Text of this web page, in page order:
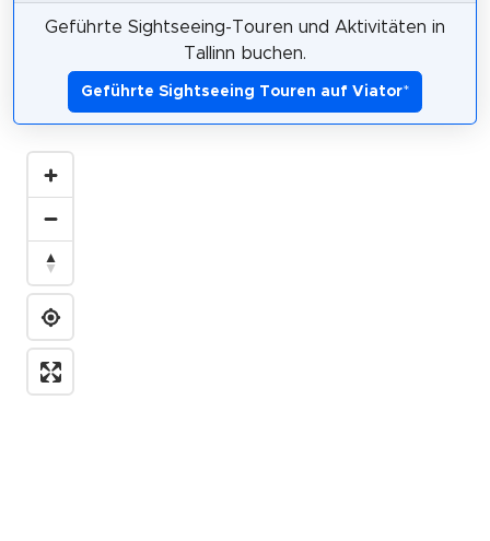
Geführte Sightseeing-Touren und Aktivitäten in
Tallinn buchen.
Geführte Sightseeing Touren auf Viator*